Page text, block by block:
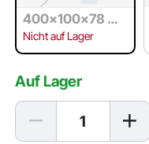
400x100x78 m
m – 5 Stk.
Nicht auf Lager
Auf Lager